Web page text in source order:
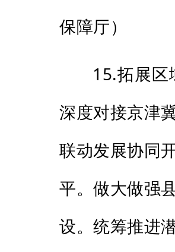
保障厅）
15.拓展
深度对接京津
联动发展协同
平。做大做强
设。统筹推进